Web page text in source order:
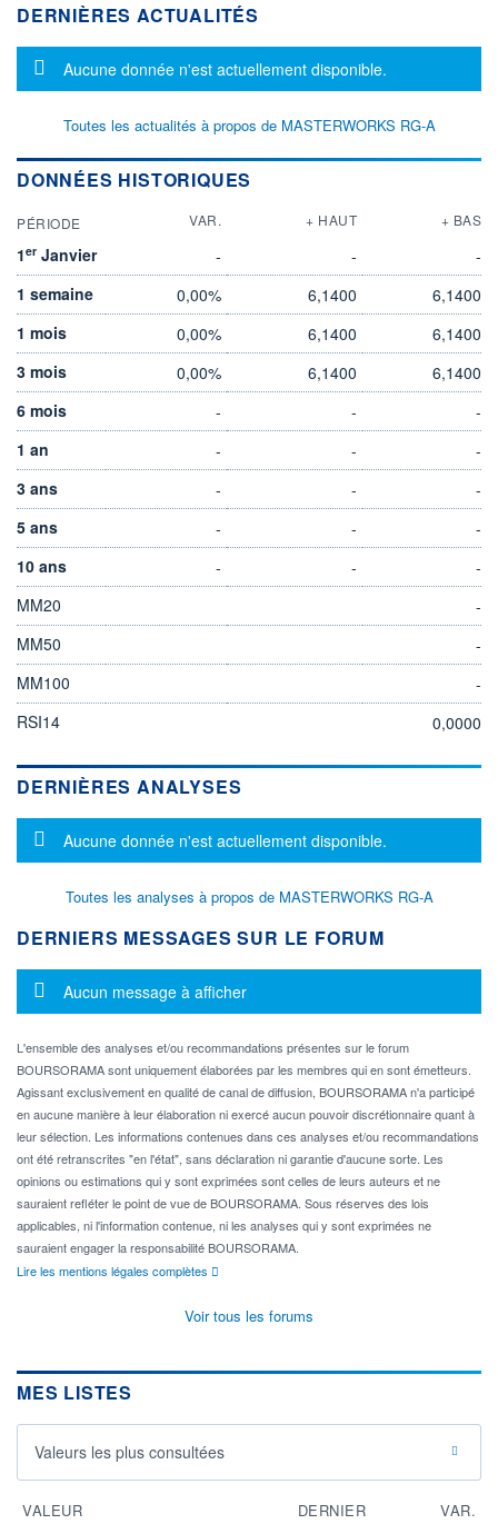
DERNIÈRES ACTUALITÉS
Message d'information
Aucune donnée n'est actuellement disponible.
Toutes les actualités à propos de MASTERWORKS RG-A
DONNÉES HISTORIQUES
PÉRIODE VAR. + HAUT + BAS
1er Janvier - -
-
1 semaine
0,00% 6,1400
6,1400
1 mois
0,00% 6,1400
6,1400
3 mois
0,00% 6,1400
6,1400
6 mois
- -
-
1 an
- -
-
3 ans
- -
-
5 ans
- -
-
10 ans
- -
-
MM20
-
MM50
-
MM100
-
RSI14
0,0000
DERNIÈRES ANALYSES
Message d'information
Aucune donnée n'est actuellement disponible.
Toutes les analyses à propos de MASTERWORKS RG-A
DERNIERS MESSAGES SUR LE FORUM
Message d'information
Aucun message à afficher
L'ensemble des analyses et/ou recommandations présentes sur le forum
BOURSORAMA sont uniquement élaborées par les membres qui en sont émetteurs.
Agissant exclusivement en qualité de canal de diffusion, BOURSORAMA n'a participé
en aucune manière à leur élaboration ni exercé aucun pouvoir discrétionnaire quant à
leur sélection. Les informations contenues dans ces analyses et/ou recommandations
ont été retranscrites "en l'état", sans déclaration ni garantie d'aucune sorte. Les
opinions ou estimations qui y sont exprimées sont celles de leurs auteurs et ne
sauraient refléter le point de vue de BOURSORAMA. Sous réserves des lois
applicables, ni l'information contenue, ni les analyses qui y sont exprimées ne
sauraient engager la responsabilité BOURSORAMA.
Lire les mentions légales complètes
Voir tous les forums
MES LISTES
Valeurs les plus consultées
VALEUR DERNIER VAR.